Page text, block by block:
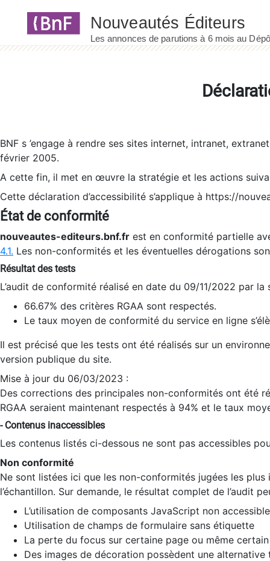
BNF s ’engage à rendre ses sites internet, intranet,
février 2005.
A cette fin, il met en œuvre la stratégie et les actions
Cette déclaration d’accessibilité s’applique à https://
État de conformité
nouveautes-editeurs.bnf.fr est en conformité partielle
4.1. Les non-conformités et les éventuelles dérogations
Résultat des tests
L’audit de conformité réalisé en date du 09/11/2022 par
66.67% des critères RGAA sont respectés.
Le taux moyen de conformité du service en ligne
Il est précisé que les tests ont été réalisés sur un
version publique du site.
Mise à jour du 06/03/2023 :
Des corrections des principales non-conformités ont été
RGAA seraient maintenant respectés à 94% et le taux
- Contenus inaccessibles
Les contenus listés ci-dessous ne sont pas accessibles
Non conformité
Ne sont listées ici que les non-conformités jugées les
l’échantillon. Sur demande, le résultat complet de l’audit
L’utilisation de composants JavaScript non
Utilisation de champs de formulaire sans étiquette
La perte du focus sur certaine page ou même
Des images de décoration possèdent une alternative